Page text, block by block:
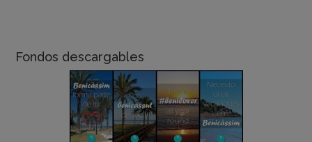
Fondos descargables